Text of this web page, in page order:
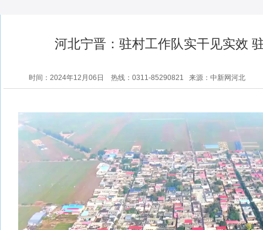
河北宁晋：驻村工作队实干见实效
时间：2024年12月06日 热线：0311-85290821 来源：中新网河北